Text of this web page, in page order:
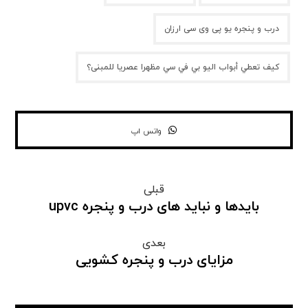
درب و پنجره یو پی وی سی ارزان
كيف تعطي أبواب اليو بي في سي مظهرا عصريا للمبنى؟
واتس اپ
قبلی
بایدها و نباید های درب و پنجره upvc
بعدی
مزایای درب و پنجره کشویی